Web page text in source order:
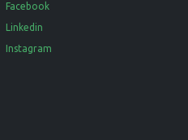
Facebook
Linkedin
Instagram